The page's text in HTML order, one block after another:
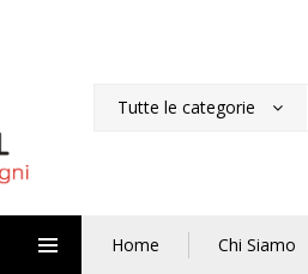
Tutte le categorie
Home Chi Siamo